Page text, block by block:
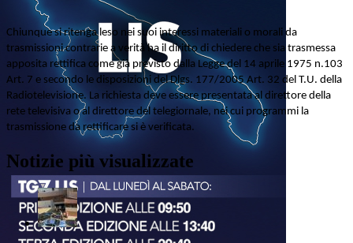
Chiunque si ritenga leso nei suoi interessi materiali o morali da
trasmissioni contrarie a verità ha il diritto di chiedere che sia trasmessa
apposita rettifica come già previsto dalla Legge del 14 aprile 1975 n.103
Art. 7 e secondo le disposizioni del Dlgs. 177/2005 Art. 32 del T.U. della
Radiotelevisione. La richiesta deve essere presentata al direttore della
rete televisiva o al direttore del telegiornale, nei cui programmi la
trasmissione da rettificare si è verificata.
Notizie più visualizzate